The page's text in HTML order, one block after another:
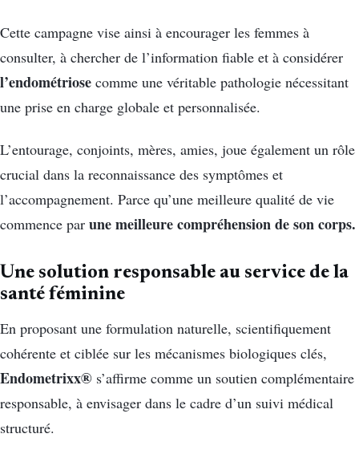
Cette campagne vise ainsi à encourager les femmes à
consulter, à chercher de l’information fiable et à considérer
l’endométriose comme une véritable pathologie nécessitant
une prise en charge globale et personnalisée.
L’entourage, conjoints, mères, amies, joue également un rôle
crucial dans la reconnaissance des symptômes et
l’accompagnement. Parce qu’une meilleure qualité de vie
commence par une meilleure compréhension de son corps.
Une solution responsable au service de la
santé féminine
En proposant une formulation naturelle, scientifiquement
cohérente et ciblée sur les mécanismes biologiques clés,
Endometrixx® s’affirme comme un soutien complémentaire
responsable, à envisager dans le cadre d’un suivi médical
structuré.